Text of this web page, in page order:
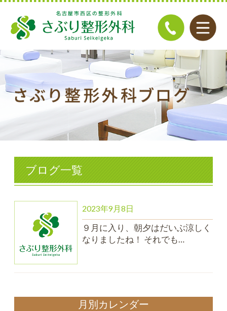
ブログ一覧
2023年9月8日
９月に入り、朝夕はだいぶ涼しく
なりましたね！ それでも…
月別カレンダー